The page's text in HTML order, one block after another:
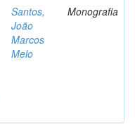
Santos,
João
Marcos
Melo
Monografia